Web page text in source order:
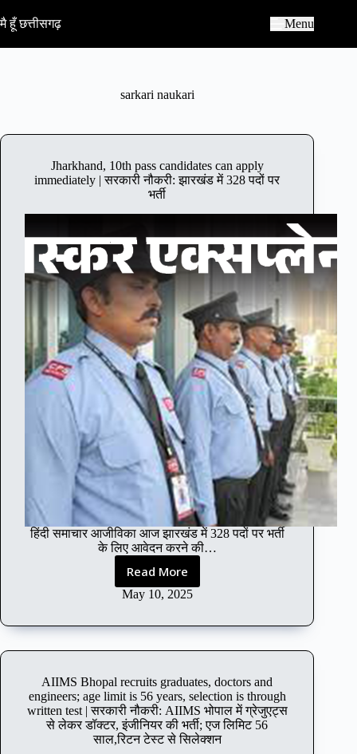
k
p
t
मै हूँ छत्तीसगढ़ Menu
sarkari naukari
Jharkhand, 10th pass candidates can apply
immediately | सरकारी नौकरी: झारखंड में 328 पदों पर
भर्ती
हिंदी समाचार आजीविका आज झारखंड में 328 पदों पर भर्ती
के लिए आवेदन करने की…
Read More
h
r
n
d
,
1
May 10, 2025
AIIMS Bhopal recruits graduates, doctors and
engineers; age limit is 56 years, selection is through
written test | सरकारी नौकरी: AIIMS भोपाल में ग्रेजुएट्स
से लेकर डॉक्टर, इंजीनियर की भर्ती; एज लिमिट 56
साल,रिटन टेस्ट से सिलेक्शन